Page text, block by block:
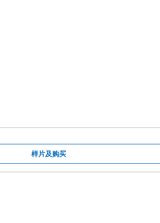
样片及购买